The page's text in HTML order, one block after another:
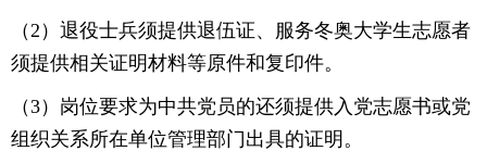
（2）退役士兵须提供退伍证、服务冬奥大学生志愿者
须提供相关证明材料等原件和复印件。
（3）岗位要求为中共党员的还须提供入党志愿书或党
组织关系所在单位管理部门出具的证明。